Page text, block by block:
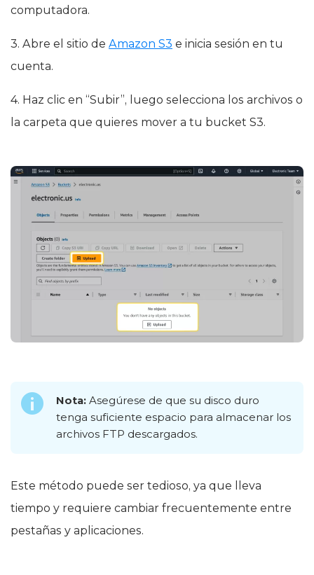
computadora.
3. Abre el sitio de Amazon S3 e inicia sesión en tu
cuenta.
4. Haz clic en “Subir”, luego selecciona los archivos o
la carpeta que quieres mover a tu bucket S3.
Nota: Asegúrese de que su disco duro
tenga suficiente espacio para almacenar los
archivos FTP descargados.
Este método puede ser tedioso, ya que lleva
tiempo y requiere cambiar frecuentemente entre
pestañas y aplicaciones.